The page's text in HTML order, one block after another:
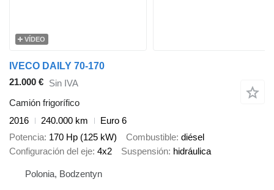
VÍDEO
IVECO DAILY 70-170
21.000 € Sin IVA
Camión frigorífico
2016
240.000 km
Euro 6
Potencia 170 Hp (125 kW) Combustible diésel
Configuración del eje 4x2 Suspensión hidráulica
Polonia, Bodzentyn